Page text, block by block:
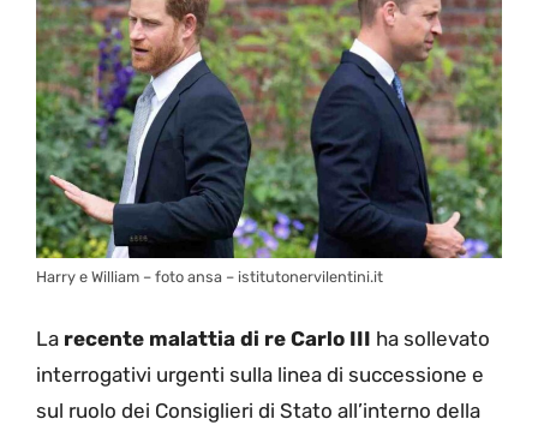
Harry e William – foto ansa – istitutonervilentini.it
La recente malattia di re Carlo III ha sollevato
interrogativi urgenti sulla linea di successione e
sul ruolo dei Consiglieri di Stato all’interno della